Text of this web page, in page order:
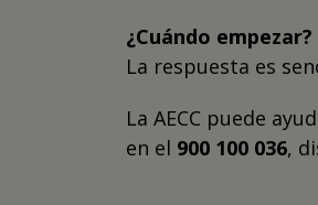
¿Cuándo empezar?
La respuesta es
La AECC puede
en el 900 100 036,